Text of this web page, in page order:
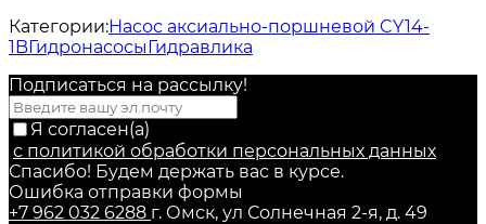
Категории:Насос аксиально-поршневой CY14-
1BГидронасосыГидравлика
Подписаться на рассылкy!
Я согласен(a)
с политикой обработки персональных данных
Спасибо! Будем держать вас в курсе.
Ошибка отправки формы
+7 962 032 6288 г. Омск, ул Солнечная 2-я, д. 49